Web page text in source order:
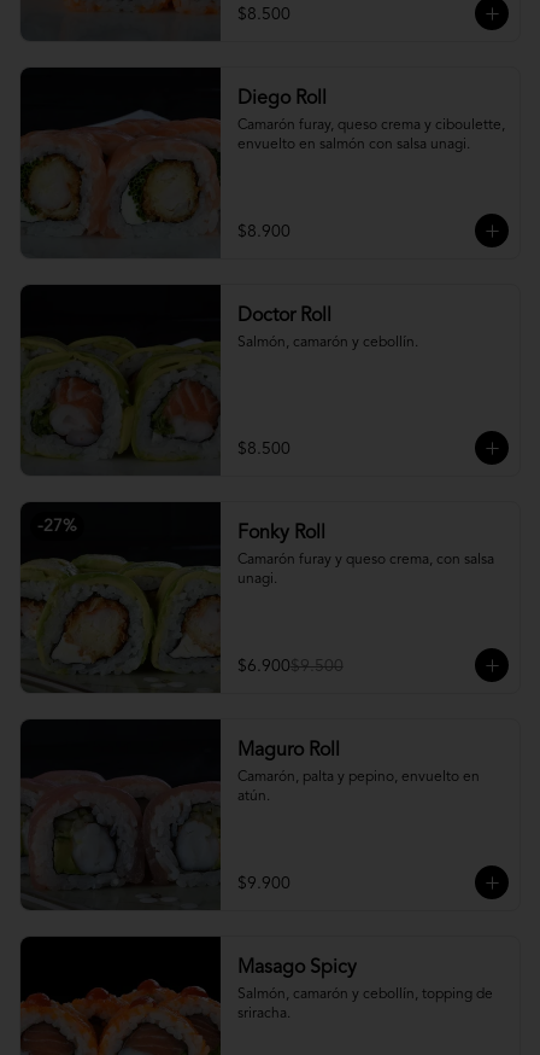
$8.500
Diego Roll
Camarón furay, queso crema y ciboulette,
envuelto en salmón con salsa unagi.
$8.900
Doctor Roll
Salmón, camarón y cebollín.
$8.500
-27% Fonky Roll
Camarón furay y queso crema, con salsa
unagi.
$6.900$9.500
Maguro Roll
Camarón, palta y pepino, envuelto en
atún.
$9.900
Masago Spicy
Salmón, camarón y cebollín, topping de
sriracha.